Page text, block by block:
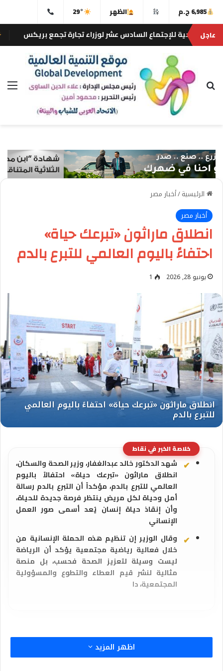
6,985 ج.م الظهر
29°
عاجل
للإجتماع السادس عشر لوزراء تجارة تجمع بريكس التنمية العالمية
بحث عن
الرئيسية/أخبار مصر
أخبار مصر
انطلاق ماراثون «تبرعك حياة»
احتفاءً باليوم العالمي للتبرع بالدم
يونيو 28, 2026 1
خلاصة الخبر في نقاط
شهد الدكتور خالد عبدالغفار، وزير الصحة والسكان،
انطلاق ماراثون «تبرعك حياة» احتفالاً باليوم
العالمي للتبرع بالدم، مؤكداً أن التبرع بالدم رسالة
أمل وحياة لكل مريض ينتظر فرصة جديدة للحياة،
وأن إنقاذ حياة إنسان يُعد أسمى صور العمل
الإنساني
وقال الوزير إن تنظيم هذه الحملة الإنسانية من
خلال فعالية رياضية مجتمعية يؤكد أن الرياضة
ليست وسيلة لتعزيز الصحة فحسب، بل منصة
مثالية لنشر قيم العطاء والتطوع والمسؤولية
المجتمعية، دا
أمير أبورفاعي
اظهر المزيد